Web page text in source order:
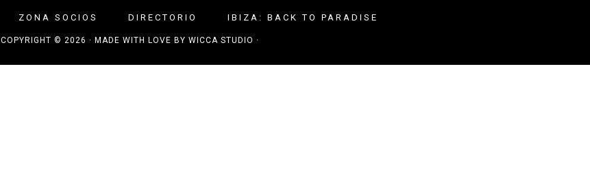
ZONA SOCIOS DIRECTORIO IBIZA: BACK TO PARADISE
COPYRIGHT © 2026 · MADE WITH LOVE BY WICCA STUDIO ·